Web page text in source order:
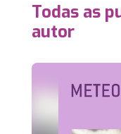
Todas as
autor